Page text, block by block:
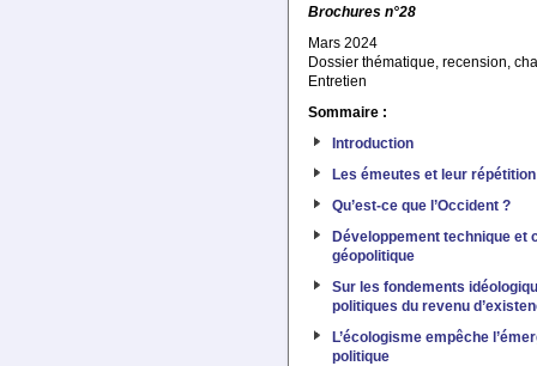
Brochures n°28
Mars 2024
Dossier thématique, recension,
Entretien
Sommaire :
Introduction
Les émeutes et leur répétition
Qu’est-ce que l’Occident ?
Développement technique et
géopolitique
Sur les fondements
politiques du revenu
L’écologisme empêche
politique